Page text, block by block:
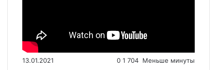
13.01.2021 0 1 704 Меньше минуты